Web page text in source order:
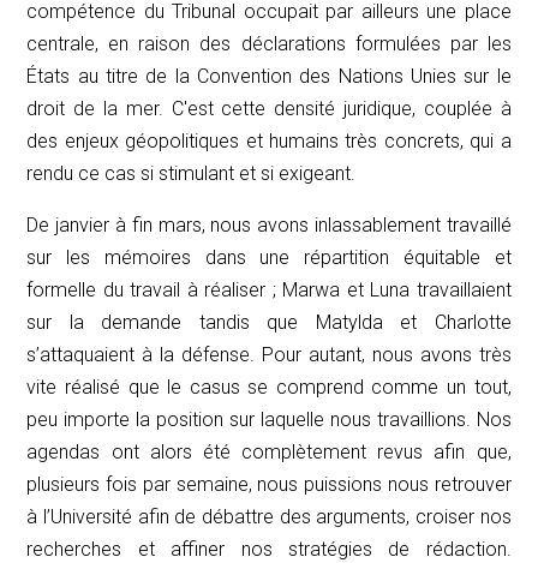
compétence du Tribunal occupait par ailleurs une place
centrale, en raison des déclarations formulées par les
États au titre de la Convention des Nations Unies sur le
droit de la mer. C'est cette densité juridique, couplée à
des enjeux géopolitiques et humains très concrets, qui a
rendu ce cas si stimulant et si exigeant.
De janvier à fin mars, nous avons inlassablement travaillé
sur les mémoires dans une répartition équitable et
formelle du travail à réaliser ; Marwa et Luna travaillaient
sur la demande tandis que Matylda et Charlotte
s’attaquaient à la défense. Pour autant, nous avons très
vite réalisé que le casus se comprend comme un tout,
peu importe la position sur laquelle nous travaillions. Nos
agendas ont alors été complètement revus afin que,
plusieurs fois par semaine, nous puissions nous retrouver
à l’Université afin de débattre des arguments, croiser nos
recherches et affiner nos stratégies de rédaction.